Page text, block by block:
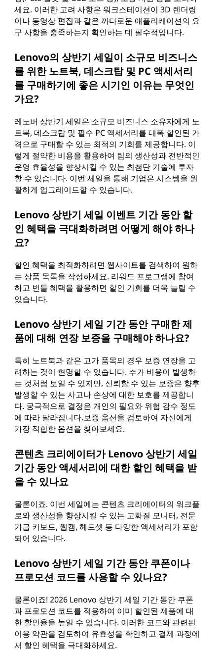
세요. 이러한 고려 사항은 워크스테이션이 3D 렌더링
이나 동영상 편집과 같은 까다로운 애플리케이션의 요
구 사항을 충족하는지 확인하는 데 필수적입니다.
Lenovo의 상반기 세일이 소규모 비즈니스
를 위한 노트북, 데스크탑 및 PC 액세서리
를 구매하기에 좋은 시기인 이유는 무엇인
가요?
레노버 상반기 세일은 소규모 비즈니스 소유자에게 노
트북, 데스크탑 및 필수 PC 액세서리를 대폭 할인된 가
격으로 구매할 수 있는 최적의 기회를 제공합니다. 이
렇게 절약한 비용을 활용하여 팀의 생산성과 전반적인
운영 효율성을 향상시킬 수 있는 최첨단 기술에 투자
할 수 있습니다. 이번 세일을 통해 기업은 시스템을 원
활하게 업그레이드할 수 있습니다.
Lenovo 상반기 세일 이벤트 기간 동안 할
인 혜택을 극대화하려면 어떻게 해야 하나
요?
할인 혜택을 최적화하려면 웹사이트를 검색하여 원하
는 상품 목록을 작성하세요. 리워드 프로그램에 참여
하고 번들 혜택을 활용하면 할인 기회를 더욱 늘릴 수
있습니다.
Lenovo 상반기 세일 기간 동안 구매한 제
품에 대해 연장 보증을 구매해야 하나요?
특히 노트북과 같은 고가 품목의 경우 보증 연장을 고
려하는 것이 현명할 수 있습니다. 추가 비용이 발생하
는 것처럼 보일 수 있지만, 신뢰할 수 있는 보증은 향후
발생할 수 있는 사고나 손상에 대한 보호를 제공합니
다. 궁극적으로 결정은 개인의 필요와 위험 감수 정도
에 따라 달라집니다.보증 옵션을 검토하여 자신에게
가장 적합한 옵션을 찾아보세요.
콘텐츠 크리에이터가 Lenovo 상반기 세일
기간 동안 액세서리에 대한 할인 혜택을 받
을 수 있나요
물론이죠. 이번 세일에는 콘텐츠 크리에이터의 워크플
로와 생산성을 향상시킬 수 있는 고화질 모니터, 전문
가급 키보드, 웹캠, 헤드셋 등 다양한 액세서리가 포함
되어 있습니다.
Lenovo 상반기 세일 기간 동안 쿠폰이나
프로모션 코드를 사용할 수 있나요?
물론이죠! 2026 Lenovo 상반기 세일 기간 동안 쿠폰
과 프로모션 코드를 적용하여 이미 할인된 제품에 대
한 할인율을 높일 수 있습니다. 이러한 코드와 관련된
이용 약관을 검토하여 유효성을 확인하고 결제 과정에
서 할인 혜택을 극대화하세요.